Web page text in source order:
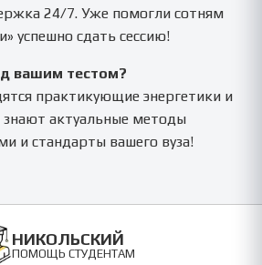
24/7. Уже помогли сотням
успешно сдать сессию!
вашим тестом?
практикующие энергетики и
знают актуальные методы
и стандарты вашего вуза!
НИКОЛЬСКИЙ
ПОМОЩЬ СТУДЕНТАМ